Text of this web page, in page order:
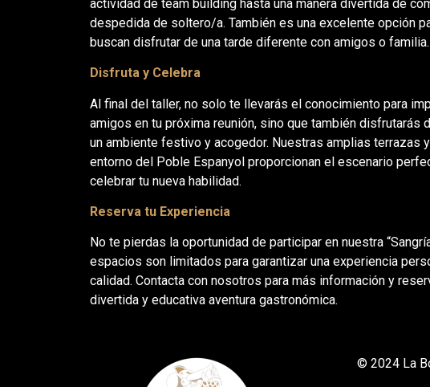
actividad de team building hasta una manera divertida de
despedida de soltero/a. También es una excelente opción
buscan disfrutar de una tarde diferente con amigos o familia.
Disfruta y Celebra
Al final del taller, no solo te llevarás el conocimiento para
amigos en tu próxima reunión, sino que también disfrutarás
un ambiente festivo y acogedor. Nuestras amplias terrazas
entorno del Poble Espanyol proporcionan el escenario
celebrar tu nueva habilidad.
Reserva tu Experiencia
No te pierdas la oportunidad de participar en nuestra
espacios son limitados para garantizar una experiencia
calidad. Contacta con nosotros para más información y
divertida y educativa aventura gastronómica.
© 2024 La